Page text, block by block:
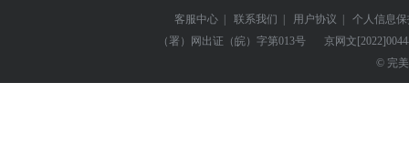
客服中心 | 联系我们 | 用户协议 |
个人信息
（署）网出证（皖）字第013号
京网文
© 完美